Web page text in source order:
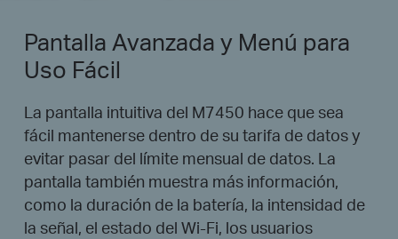
Pantalla Avanzada y Menú para
Uso Fácil
La pantalla intuitiva del M7450 hace que sea
fácil mantenerse dentro de su tarifa de datos y
evitar pasar del límite mensual de datos. La
pantalla también muestra más información,
como la duración de la batería, la intensidad de
la señal, el estado del Wi-Fi, los usuarios